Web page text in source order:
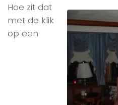
Hoe zit dat
met de klik
op een